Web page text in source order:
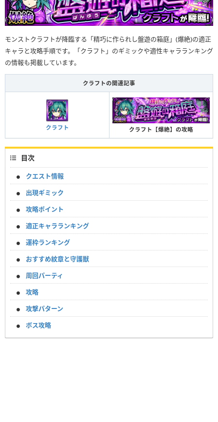
モンストクラフトが降臨する「精巧に作られし盤遊の箱庭」(爆絶)の適正
キャラと攻略手順です。「クラフト」のギミックや適性キャラランキング
の情報も掲載しています。
クラフトの関連記事
クラフト クラフト【爆絶】の攻略
目次
クエスト情報
出現ギミック
攻略ポイント
適正キャラランキング
運枠ランキング
おすすめ紋章と守護獣
周回パーティ
攻略
攻撃パターン
ボス攻略